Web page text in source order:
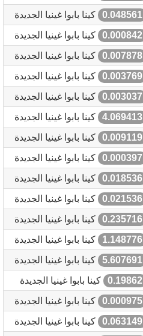
0.048561
كينا بابوا غينيا الجديدة
0.000842
كينا بابوا غينيا الجديدة
0.007878
كينا بابوا غينيا الجديدة
0.003769
كينا بابوا غينيا الجديدة
0.003037
كينا بابوا غينيا الجديدة
4.069413
كينا بابوا غينيا الجديدة
0.009119
كينا بابوا غينيا الجديدة
0.000397
كينا بابوا غينيا الجديدة
0.018536
كينا بابوا غينيا الجديدة
0.021536
كينا بابوا غينيا الجديدة
0.235716
كينا بابوا غينيا الجديدة
1.148776
كينا بابوا غينيا الجديدة
5.607691
كينا بابوا غينيا الجديدة
0.19862
كينا بابوا غينيا الجديدة
0.000975
كينا بابوا غينيا الجديدة
0.063149
كينا بابوا غينيا الجديدة